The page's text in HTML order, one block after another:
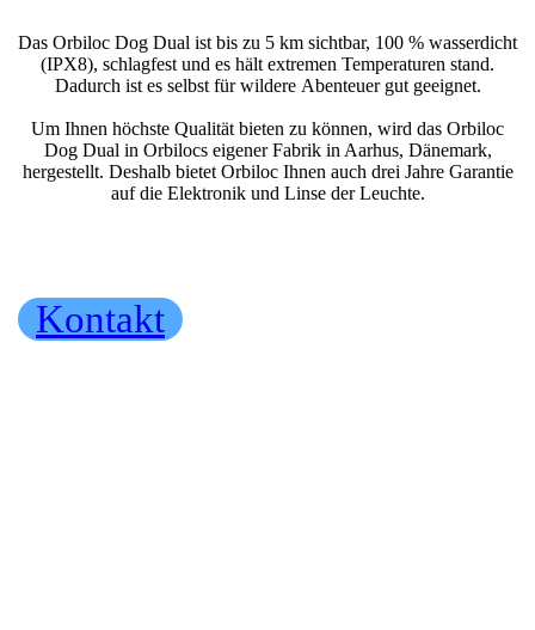
Das Orbiloc Dog Dual ist bis zu 5 km sichtbar, 100 % wasserdicht
(IPX8), schlagfest und es hält extremen Temperaturen stand.
Dadurch ist es selbst für wildere Abenteuer gut geeignet.
Um Ihnen höchste Qualität bieten zu können, wird das Orbiloc
Dog Dual in Orbilocs eigener Fabrik in Aarhus, Dänemark,
hergestellt. Deshalb bietet Orbiloc Ihnen auch drei Jahre Garantie
auf die Elektronik und Linse der Leuchte.
Kontakt